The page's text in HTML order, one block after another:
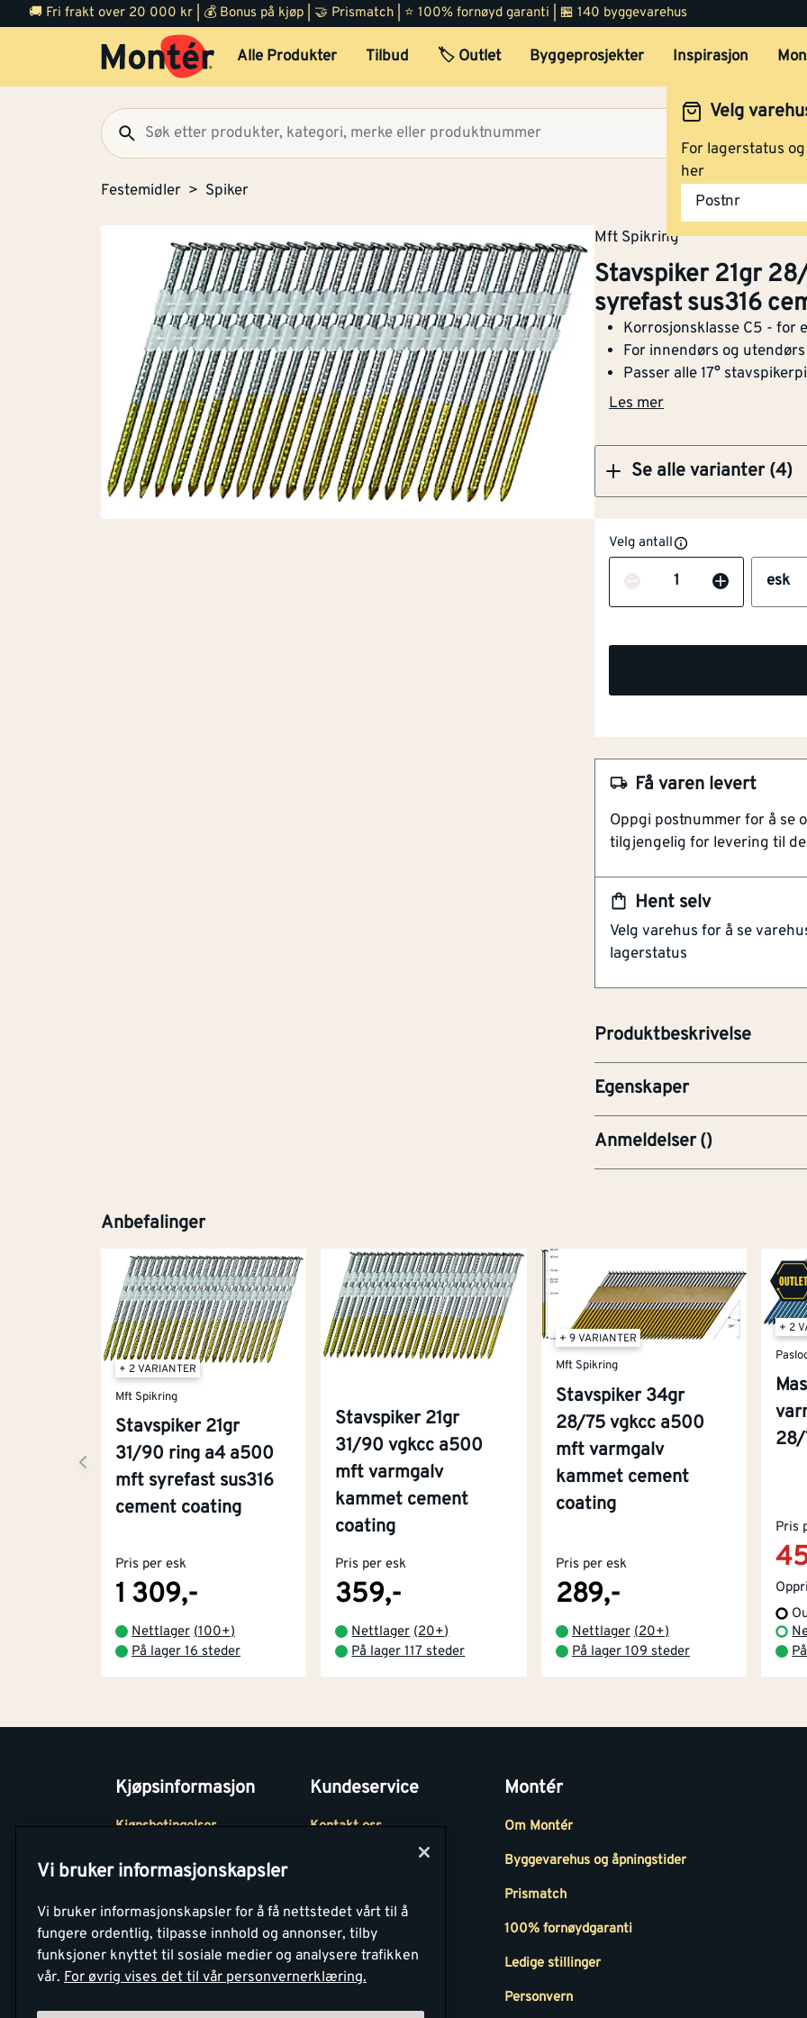
🚚 Fri frakt over 20 000 kr | 💰 Bonus på kjøp | 🤝 Prismatch | ⭐ 100% fornøyd garanti | 🏪 140 byggevarehus
Alle Produkter Tilbud 🏷️ Outlet Byggeprosjekter Inspirasjon
Velg
For lagerstatus
her
Postnr
Festemidler Spiker
Mft Spikring
Stavspiker 21gr
syrefast sus316
Korrosjonsklasse C5 - for
For innendørs og
Passer alle 17°
Les mer
Se alle varianter (4)
Stavspiker 21gr 28/65 ring
a500 mft syrefast sus316
cement coating
Stavspiker 21gr 28/48 ring
a500 mft syrefast sus316
cement coating
Stavspiker 21gr 28/55
a500 mft syrefast sus316
cement coating
Velg antall
Antall esk
Hent selv
Velg varehus for å se
lagerstatus
Få varen levert
Oppgi postnummer for å se
tilgjengelig for levering til
Produktbeskrivelse
NOBB 53004912
Korrosjonsklasse C5 - for
Passer alle 17°
Ringet utførelse; høyeste
MFT Stavspiker 21°,
316). Tilpasset til- og
kyst-, sjø- og
Egenskaper
Lengde (mm) [mm] 65
[inch]
Anmeldelser()
Anbefalinger
+ 2 VARIANTER
Mft Spikring
Stavspiker 21gr
31/90 ring a4 a500
mft syrefast sus316
cement coating
Pris per esk
1 309,-
Nettlager (100+)
På lager 16 steder
Stavspiker 21gr
31/90 vgkcc a500
mft varmgalv
kammet cement
coating
Pris per esk
359,-
Nettlager (20+)
På lager 117 steder
+ 9 VARIANTER
Mft Spikring
Stavspiker 34gr
28/75 vgkcc a500
mft varmgalv
kammet cement
coating
Pris per esk
289,-
Nettlager (20+)
På lager 109 steder
+ 2
Pris
Kjøpsinformasjon
Kjøpsbetingelser
Betaling
Retur- og
angrerettsskjema
Kundeservice
Kontakt oss
Medlemsavtaler
Montér Bedrift
Montér
Om Montér
Byggevarehus og åpningstider
Prismatch
100% fornøydgaranti
Ledige stillinger
Personvern
Vi bruker informasjonskapsler
Vi bruker informasjonskapsler for å få nettstedet vårt til å
fungere ordentlig, tilpasse innhold og annonser, tilby
funksjoner knyttet til sosiale medier og analysere trafikken
vår. For øvrig vises det til vår personvernerklæring.